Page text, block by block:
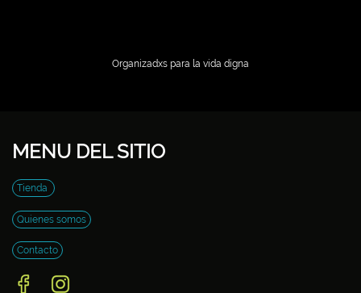
Organizadxs para la vida digna
MENU DEL SITIO
Tienda
Quienes somos
Contacto